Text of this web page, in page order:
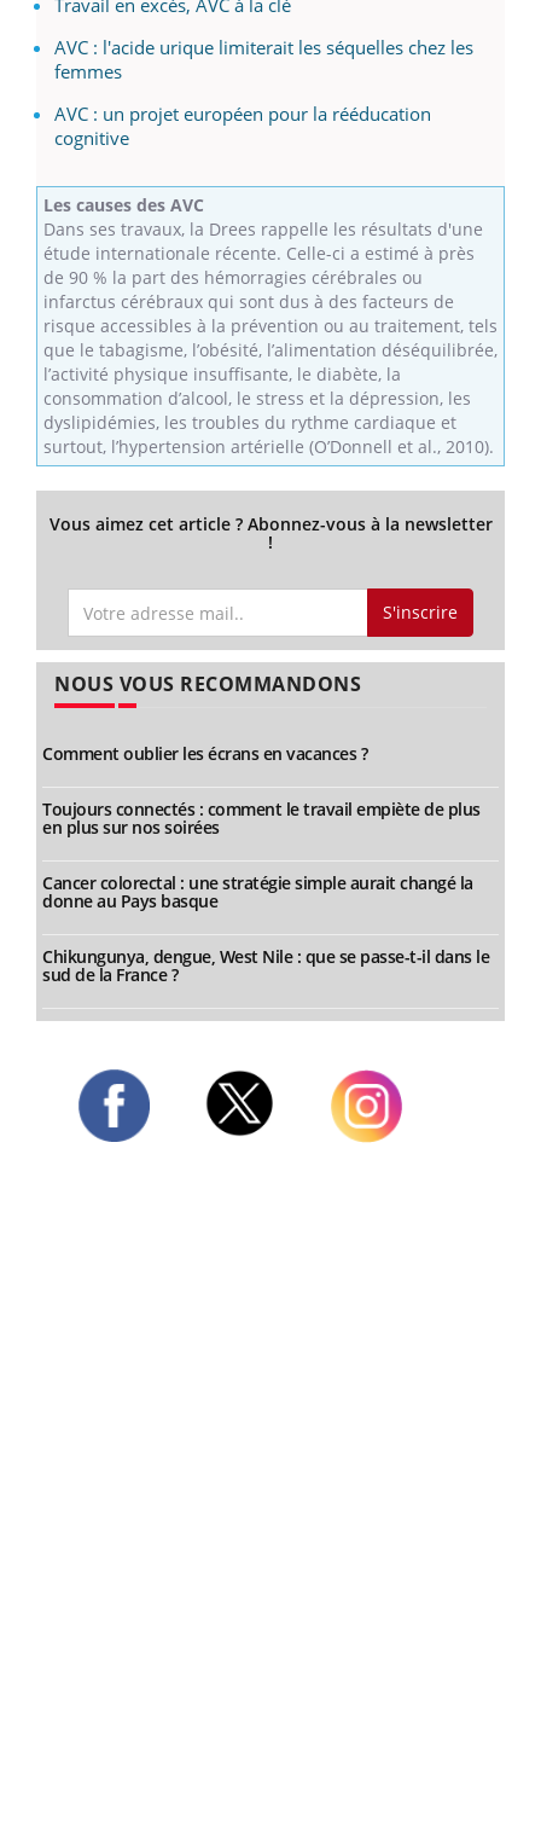
Travail en excès, AVC à la clé
AVC : l'acide urique limiterait les séquelles chez les
femmes
AVC : un projet européen pour la rééducation
cognitive
Les causes des AVC
Dans ses travaux, la Drees rappelle les résultats d'une
étude internationale récente. Celle-ci a estimé à près
de 90 % la part des hémorragies cérébrales ou
infarctus cérébraux qui sont dus à des facteurs de
risque accessibles à la prévention ou au traitement, tels
que le tabagisme, l’obésité, l’alimentation déséquilibrée,
l’activité physique insuffisante, le diabète, la
consommation d’alcool, le stress et la dépression, les
dyslipidémies, les troubles du rythme cardiaque et
surtout, l’hypertension artérielle (O’Donnell et al., 2010).
Vous aimez cet article ? Abonnez-vous à la newsletter
!
S'inscrire
NOUS VOUS RECOMMANDONS
Comment oublier les écrans en vacances ?
Toujours connectés : comment le travail empiète de plus
en plus sur nos soirées
Cancer colorectal : une stratégie simple aurait changé la
donne au Pays basque
Chikungunya, dengue, West Nile : que se passe-t-il dans le
sud de la France ?